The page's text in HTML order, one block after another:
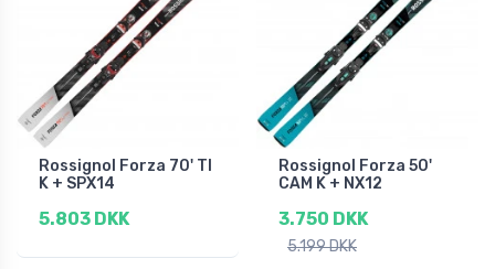
Rossignol Forza 70' TI
K + SPX14
5.803 DKK
Rossignol Forza 50'
CAM K + NX12
3.750 DKK
5.199 DKK